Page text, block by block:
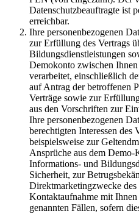
Datenschutzbeauftragte ist
erreichbar.
Ihre personenbezogenen
zur Erfüllung des Vertrags
Bildungsdienstleistungen
Demokonto zwischen
verarbeitet, einschließlich
auf Antrag der betroffenen
Verträge sowie zur
aus den Vorschriften zur
Ihre personenbezogenen
berechtigten Interessen
beispielsweise zur
Ansprüche aus dem
Informations- und
Sicherheit, zur
Direktmarketingzwecke
Kontaktaufnahme mit Ihnen
genannten Fällen, sofern